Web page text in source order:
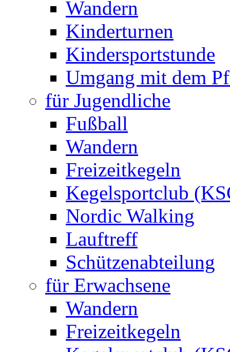
Wandern
Kinderturnen
Kindersportstunde
Umgang mit dem
für Jugendliche
Fußball
Wandern
Freizeitkegeln
Kegelsportclub
Nordic Walking
Lauftreff
Schützenabteilung
für Erwachsene
Wandern
Freizeitkegeln